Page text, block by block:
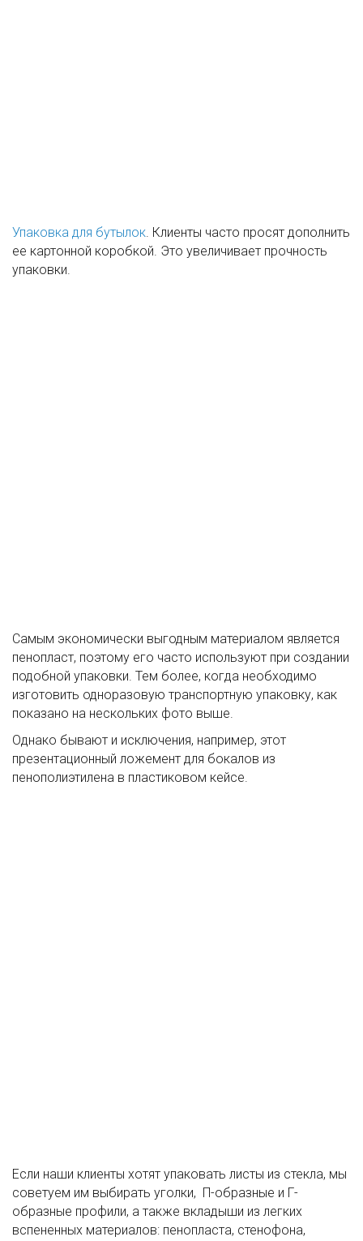
Упаковка для бутылок. Клиенты часто просят дополнить
ее картонной коробкой. Это увеличивает прочность
упаковки.
Самым экономически выгодным материалом является
пенопласт, поэтому его часто используют при создании
подобной упаковки. Тем более, когда необходимо
изготовить одноразовую транспортную упаковку, как
показано на нескольких фото выше.
Однако бывают и исключения, например, этот
презентационный ложемент для бокалов из
пенополиэтилена в пластиковом кейсе.
Если наши клиенты хотят упаковать листы из стекла, мы
советуем им выбирать уголки, П-образные и Г-
образные профили, а также вкладыши из легких
вспененных материалов: пенопласта, стенофона,